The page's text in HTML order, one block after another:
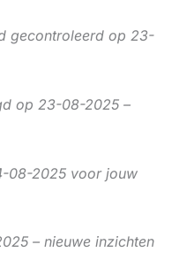
gecontroleerd op 23-
op 23-08-2025 –
08-2025 voor jouw
– nieuwe inzichten